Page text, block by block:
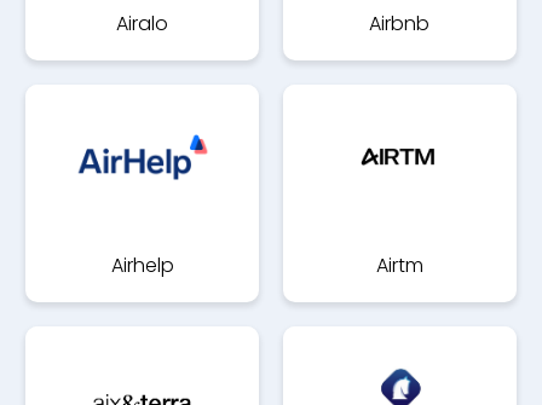
Airalo Airbnb
Airhelp Airtm